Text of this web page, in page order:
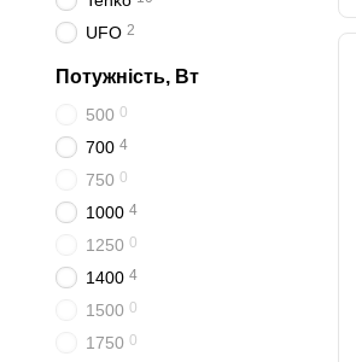
UFO 2
Потужність, Вт
500 0
700 4
750 0
1000 4
1250 0
1400 4
1500 0
1750 0